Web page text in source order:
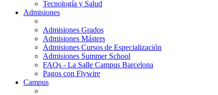
Tecnología y Salud
Admisiones
Admisiones Grados
Admisiones Másters
Admisiones Cursos de Especialización
Admisiones Summer School
FAQs - La Salle Campus Barcelona
Pagos con Flywire
Campus